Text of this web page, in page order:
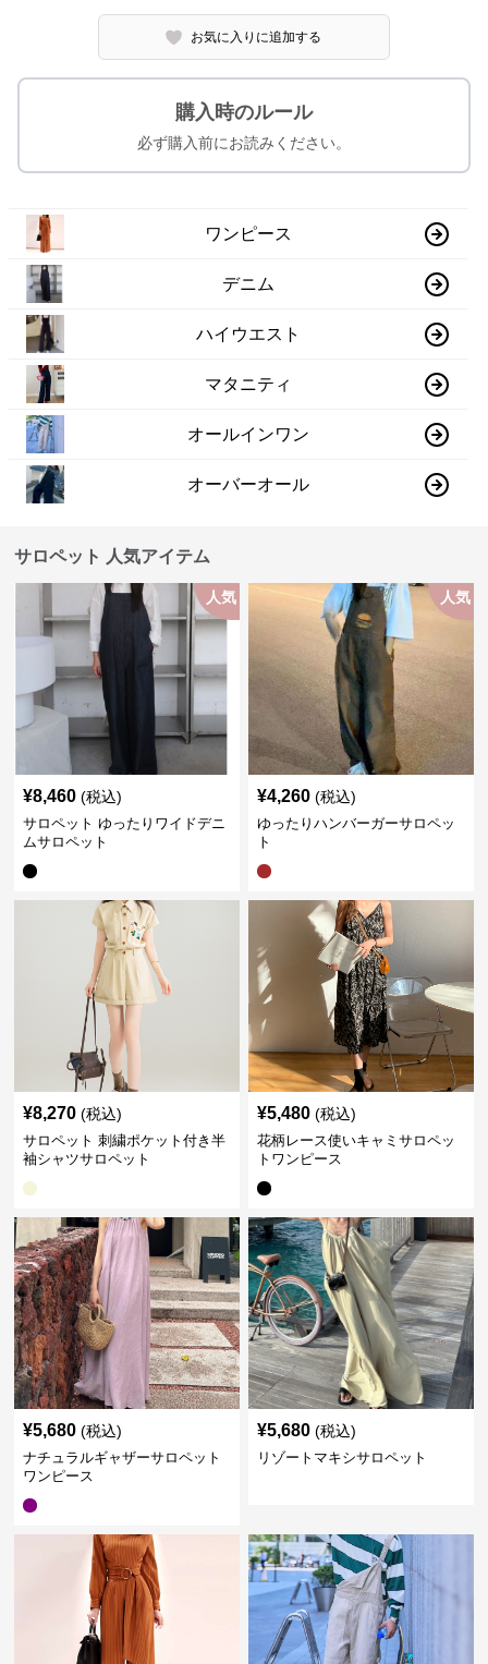
お気に入りに追加する
購入時のルール
必ず購入前にお読みください。
ワンピース
デニム
ハイウエスト
マタニティ
オールインワン
オーバーオール
サロペット 人気アイテム
人気
¥8,460 (税込)
サロペット ゆったりワイドデニ
ムサロペット
人気
¥4,260 (税込)
ゆったりハンバーガーサロペッ
ト
¥8,270 (税込)
サロペット 刺繍ポケット付き半
袖シャツサロペット
¥5,480 (税込)
花柄レース使いキャミサロペッ
トワンピース
¥5,680 (税込)
ナチュラルギャザーサロペット
ワンピース
¥5,680 (税込)
リゾートマキシサロペット